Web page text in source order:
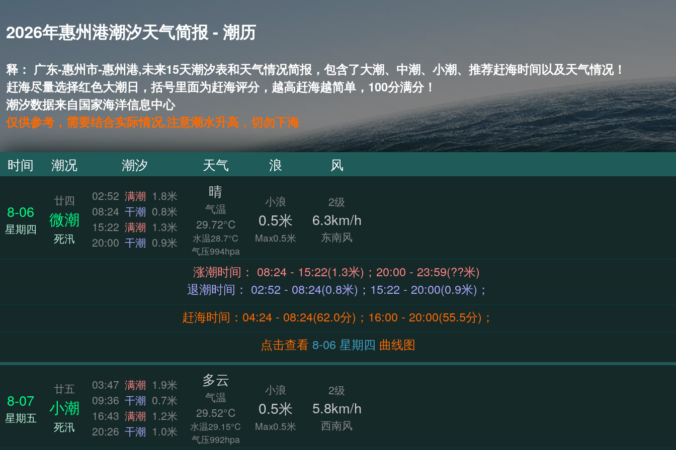
2026年惠州港潮汐天气简报 - 潮历
释： 广东-惠州市-惠州港,未来15天潮汐表和天气情况简报，包含了大潮、中潮、小潮、推荐赶海时间以及天气情况！
赶海尽量选择红色大潮日，括号里面为赶海评分，越高赶海越简单，100分满分！
潮汐数据来自国家海洋信息中心
仅供参考，需要结合实际情况,注意潮水升高，切勿下海
时间 潮况 潮汐 天气 浪 风
8-06
星期四
廿四
微潮
死汛
02:52 满潮 1.8米
08:24 干潮 0.8米
15:22 满潮 1.3米
20:00 干潮 0.9米
晴
气温
29.72°C
水温28.7°C
气压994hpa
小浪
0.5米
Max0.5米
2级
6.3km/h
东南风
涨潮时间： 08:24 - 15:22(1.3米)；20:00 - 23:59(??米)
退潮时间： 02:52 - 08:24(0.8米)；15:22 - 20:00(0.9米)；
赶海时间：04:24 - 08:24(62.0分)；16:00 - 20:00(55.5分)；
点击查看
8-06 星期四 曲线图
8-07
星期五
廿五
小潮
死汛
03:47 满潮 1.9米
09:36 干潮 0.7米
16:43 满潮 1.2米
20:26 干潮 1.0米
多云
气温
29.52°C
水温29.15°C
气压992hpa
小浪
0.5米
Max0.5米
2级
5.8km/h
西南风